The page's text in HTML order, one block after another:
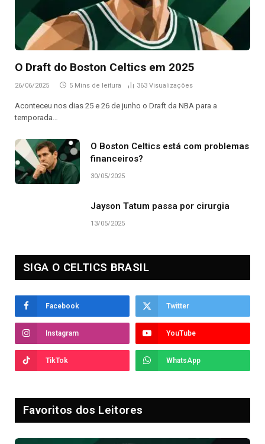
O Draft do Boston Celtics em 2025
26/06/2025 5 Mins de leitura 363 Visualizações
Aconteceu nos dias 25 e 26 de junho o Draft da NBA para a
temporada…
O Boston Celtics está com problemas
financeiros?
30/05/2025
Jayson Tatum passa por cirurgia
13/05/2025
SIGA O CELTICS BRASIL
Facebook Twitter
Instagram YouTube
TikTok WhatsApp
Favoritos dos Leitores